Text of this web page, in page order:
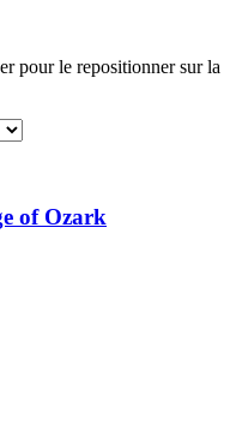
pour le repositionner sur la
of Ozark